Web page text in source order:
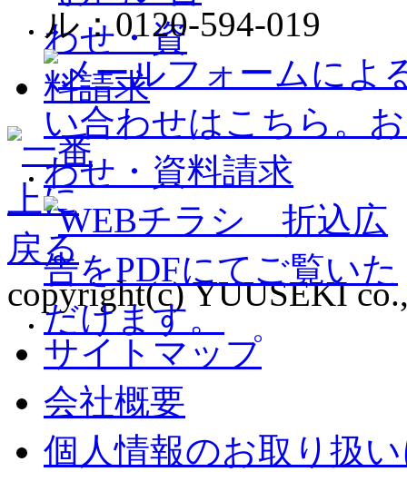
copyright(c) YUUSEKI
サイトマップ
会社概要
個人情報のお取り扱